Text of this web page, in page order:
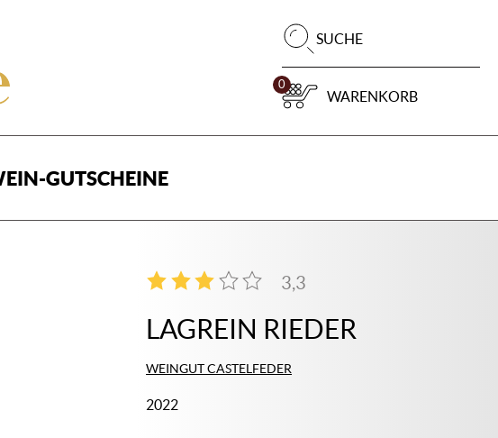
SUCHE
0
WARENKORB
GUTSCHEINE
LAGREIN RIEDER
WEINGUT CASTELFEDER
2022
3,3
3